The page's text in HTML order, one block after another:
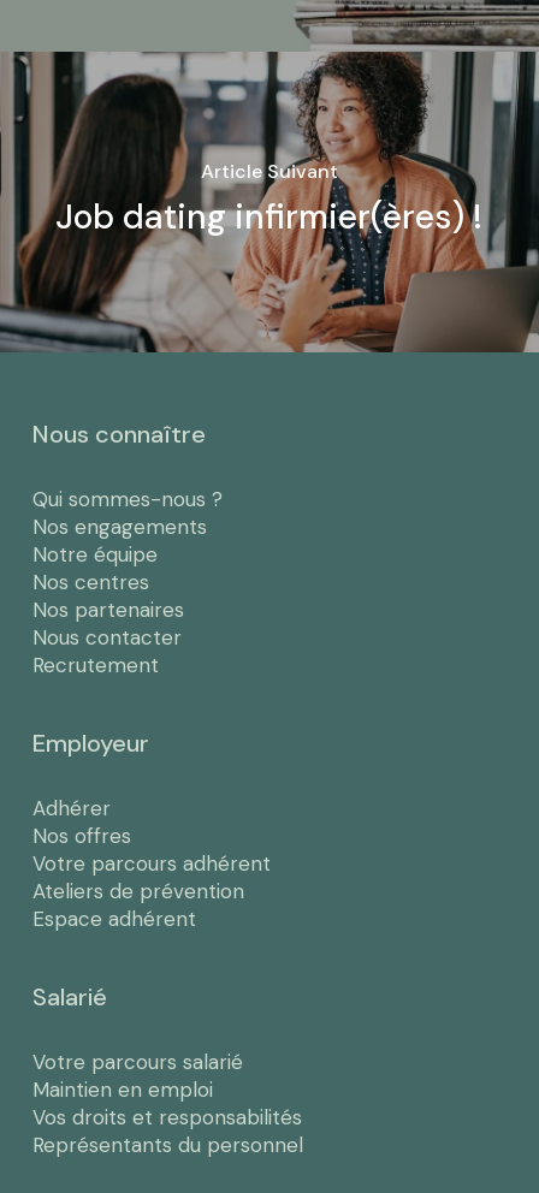
Article Suivant
Job dating infirmier(ères) !
Nous connaître
Qui sommes-nous ?
Nos engagements
Notre équipe
Nos centres
Nos partenaires
Nous contacter
Recrutement
Employeur
Adhérer
Nos offres
Votre parcours adhérent
Ateliers de prévention
Espace adhérent
Salarié
Votre parcours salarié
Maintien en emploi
Vos droits et responsabilités
Représentants du personnel